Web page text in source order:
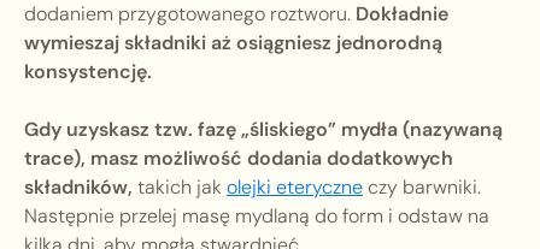
dodaniem przygotowanego roztworu. Dokładnie
wymieszaj składniki aż osiągniesz jednorodną
konsystencję.
Gdy uzyskasz tzw. fazę „śliskiego” mydła (nazywaną
trace), masz możliwość dodania dodatkowych
składników, takich jak olejki eteryczneczy barwniki.
Następnie przelej masę mydlaną do form i odstaw na